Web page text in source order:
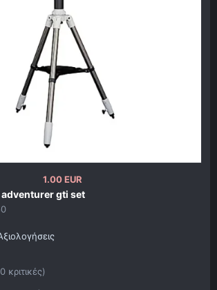
1.00 EUR
gti set
κριτικές)